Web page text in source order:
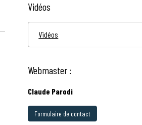
Vidéos
Vidéos
Webmaster :
Claude Parodi
Formulaire de contact